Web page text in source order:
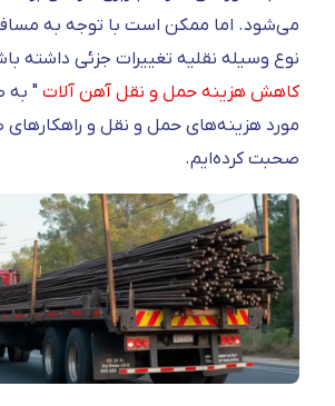
می‌شود. اما ممکن است با توجه به
نوع وسیله نقلیه تغییرات جزئی داشته
کاهش هزینه حمل و نقل آهن آلات " به
مورد هزینه‌های حمل و نقل و
صحبت کرده‌ایم.